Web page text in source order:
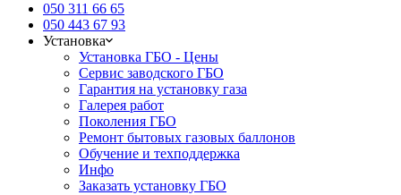
050 311 66 65
050 443 67 93
Установка
Установка ГБО - Цены
Сервис заводского ГБО
Гарантия на установку газа
Галерея работ
Поколения ГБО
Ремонт бытовых газовых баллонов
Обучение и техподдержка
Инфо
Заказать установку ГБО